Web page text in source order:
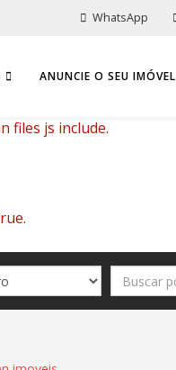
WhatsApp
ANUNCIE O SEU IMÓVEL
files js include.